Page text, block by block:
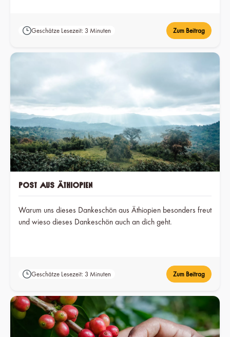
Geschätze Lesezeit: 3 Minuten Zum Beitrag
Post aus Äthiopien
Warum uns dieses Dankeschön aus Äthiopien besonders freut
und wieso dieses Dankeschön auch an dich geht.
Geschätze Lesezeit: 3 Minuten Zum Beitrag